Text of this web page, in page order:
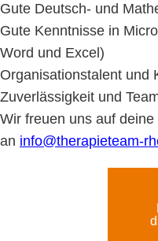
Gute Deutsch- und
Gute Kenntnisse in
Word und Excel)
Organisationstalent und
Zuverlässigkeit und
Wir freuen uns auf deine
an info@therapieteam-